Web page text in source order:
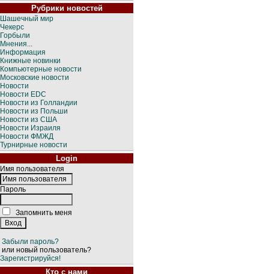
Рубрики новостей
Шашечный мир
Чекерс
Горбыли
Мнения...
Информация
Книжные новинки
Компьютерные новости
Московские новости
Новости
Новости EDC
Новости из Голландии
Новости из Польши
Новости из США
Новости Израиля
Новости ФМЖД
Турнирные новости
Login
Имя пользователя
Пароль
Запомнить меня
Забыли пароль?
или новый пользователь?
Зарегистрируйся!
Кто с нами